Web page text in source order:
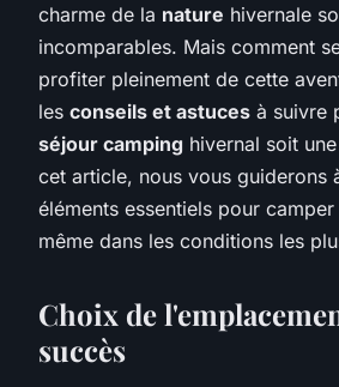
charme de la nature hivernale
incomparables. Mais comment
profiter pleinement de cette
les conseils et astuces à suivre
séjour camping hivernal soit
cet article, nous vous guiderons
éléments essentiels pour
même dans les conditions les
Choix de
succès